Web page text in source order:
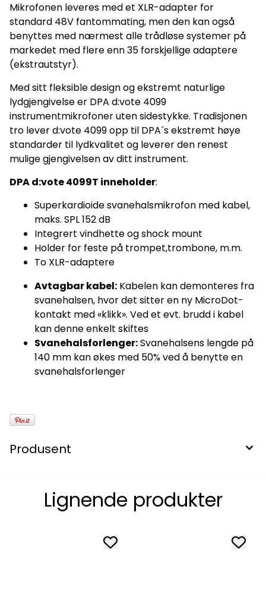
Mikrofonen leveres med et XLR-adapter for
standard 48V fantommating, men den kan også
benyttes med nærmest alle trådløse systemer på
markedet med flere enn 35 forskjellige adaptere
(ekstrautstyr).
Med sitt fleksible design og ekstremt naturlige
lydgjengivelse er DPA d:vote 4099
instrumentmikrofoner uten sidestykke. Tradisjonen
tro lever d:vote 4099 opp til DPA´s ekstremt høye
standarder til lydkvalitet og leverer den renest
mulige gjengivelsen av ditt instrument.
DPA d:vote 4099T inneholder:
Superkardioide svanehalsmikrofon med kabel,
maks. SPL 152 dB
Integrert vindhette og shock mount
Holder for feste på trompet,trombone, m.m.
To XLR-adaptere
Avtagbar kabel: Kabelen kan demonteres fra
svanehalsen, hvor det sitter en ny MicroDot-
kontakt med «klikk». Ved et evt. brudd i kabel
kan denne enkelt skiftes
Svanehalsforlenger:Svanehalsens lengde på
140 mm kan økes med 50% ved å benytte en
svanehalsforlenger
Produsent
Lignende produkter
Ikke på lager Ikke på lager